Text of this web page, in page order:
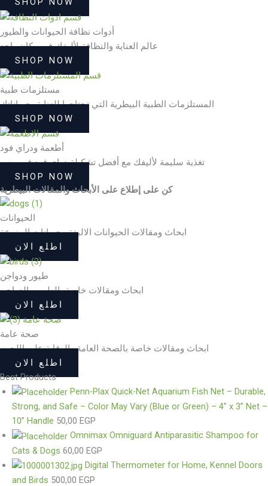
أدوات نظافة الحيوانات والطيور
عالم العناية والنظافة لأليفك في مكان واحد
SHOP NOW
مستلزمات طبية
المستلزمات الطبية البيطرية التي تحتاجها للعناية بحيواناتك
SHOP NOW
أطعمة ودراي فود
تغذية سليمة لأليفك مع أفضل تشكيلة دراي فود في مصر
SHOP NOW
كن على إطلاع على الأبحاث والمقالات البيطرية
الحيوانات
ابحاث ومقالات الحيوانات الاليفة وحيوانات المزرعة
اطلع الان
طيور ودواجن
ابحاث ومقالات خاصة بالطيور والدواجن
اطلع الان
صحة عامة
ابحاث ومقالات خاصة بالصحة العامة والرقابة على اللحوم
اطلع الان
Best Products
Penn-Plax Quick-Net Aquarium Fish Net – Durable,
Strong, and Safe – Color May Vary (Blue or Green) – 4” x 3” Net –
10” Handle 50,00 EGP
Omnimax Omniguard Antiparasitic Shampoo for
Cats & Dogs 60,00 EGP
Digital Thermometer for Home, Kennel Doors
and Birds 500,00 EGP